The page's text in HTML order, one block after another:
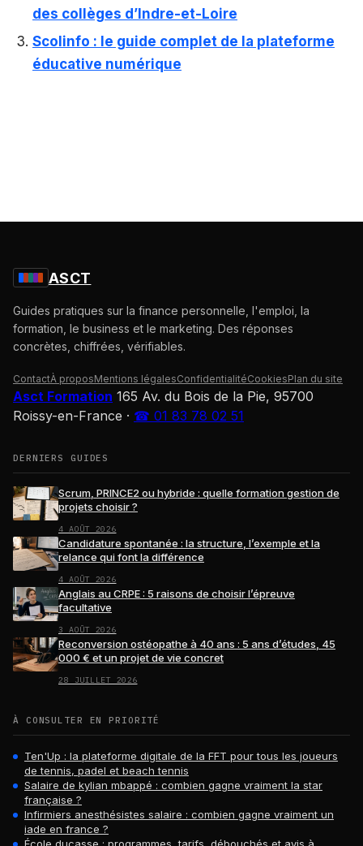
des collèges d’Indre-et-Loire
Scolinfo : le guide complet de la plateforme
éducative numérique
ASCT
Guides pratiques sur la finance personnelle, l'emploi, la
formation, le business et le marketing. Des réponses
concrètes, chiffrées, vérifiables.
ContactÀ proposMentions légalesConfidentialitéCookiesPlan du site
Asct Formation 165 Av. du Bois de la Pie, 95700
Roissy-en-France · ☎ 01 83 78 02 51
DERNIERS GUIDES
Scrum, PRINCE2 ou hybride : quelle formation gestion de
projets choisir ?
4 AOÛT 2026
Candidature spontanée : la structure, l’exemple et la
relance qui font la différence
4 AOÛT 2026
Anglais au CRPE : 5 raisons de choisir l’épreuve
facultative
3 AOÛT 2026
Reconversion ostéopathe à 40 ans : 5 ans d’études, 45
000 € et un projet de vie concret
28 JUILLET 2026
À CONSULTER EN PRIORITÉ
Ten'Up : la plateforme digitale de la FFT pour tous les joueurs
de tennis, padel et beach tennis
Salaire de kylian mbappé : combien gagne vraiment la star
française ?
Infirmiers anesthésistes salaire : combien gagne vraiment un
iade en france ?
École ducasse : programmes, tarifs, débouchés et avis à